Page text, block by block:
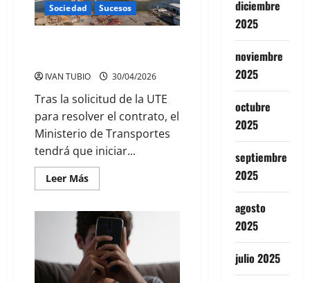
MUTUA
MADRID
OPEN
Sociedad
Sucesos
IVAN TUBIO 30/04/2026
Tras la solicitud de la UTE
para resolver el contrato, el
Ministerio de Transportes
tendrá que iniciar...
Leer MásLeer
más
PARADA
DE
LAS
OBRAS
DEL
PUENTE
CENTENARIO
diciembre
2025
noviembre
2025
octubre
2025
septiembre
2025
agosto
2025
julio 2025